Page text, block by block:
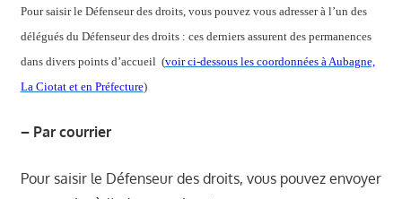
Pour saisir le Défenseur des droits, vous pouvez vous adresser à l’un des
délégués du Défenseur des droits : ces derniers assurent des permanences
dans divers points d’accueil (voir ci-dessous les coordonnées à Aubagne,
La Ciotat et en Préfecture)
– Par courrier
Pour saisir le Défenseur des droits, vous pouvez envoyer